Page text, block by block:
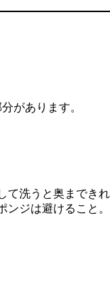
があります。
洗うと奥まできれ
ジは避けること。